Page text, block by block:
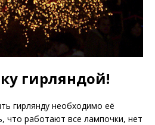
гирляндой!
гирлянду необходимо её
что работают все лампочки, нет